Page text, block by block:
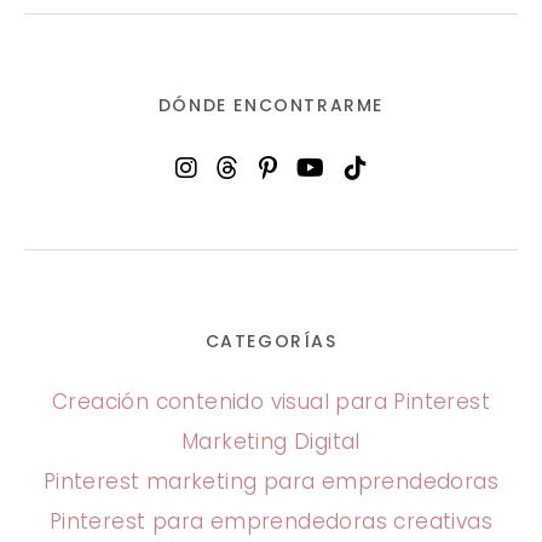
DÓNDE ENCONTRARME
CATEGORÍAS
Creación contenido visual para Pinterest
Marketing Digital
Pinterest marketing para emprendedoras
Pinterest para emprendedoras creativas